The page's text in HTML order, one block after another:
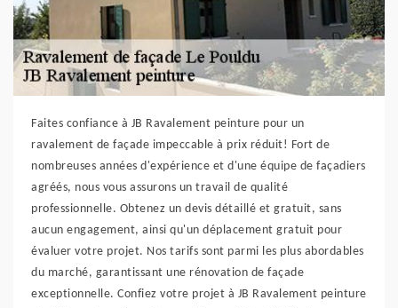
Faites confiance à JB Ravalement peinture pour un
ravalement de façade impeccable à prix réduit! Fort de
nombreuses années d'expérience et d'une équipe de façadiers
agréés, nous vous assurons un travail de qualité
professionnelle. Obtenez un devis détaillé et gratuit, sans
aucun engagement, ainsi qu'un déplacement gratuit pour
évaluer votre projet. Nos tarifs sont parmi les plus abordables
du marché, garantissant une rénovation de façade
exceptionnelle. Confiez votre projet à JB Ravalement peinture